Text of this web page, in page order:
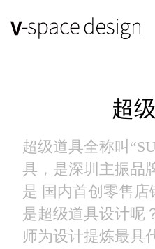
超
超级道具全称叫
具，是深圳主振品
是 国内首创零售
是超级道具设计呢
师为设计提炼最具